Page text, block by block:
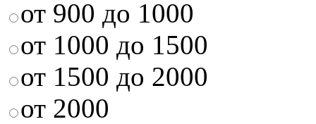
от 900 до 1000
от 1000 до 1500
от 1500 до 2000
от 2000